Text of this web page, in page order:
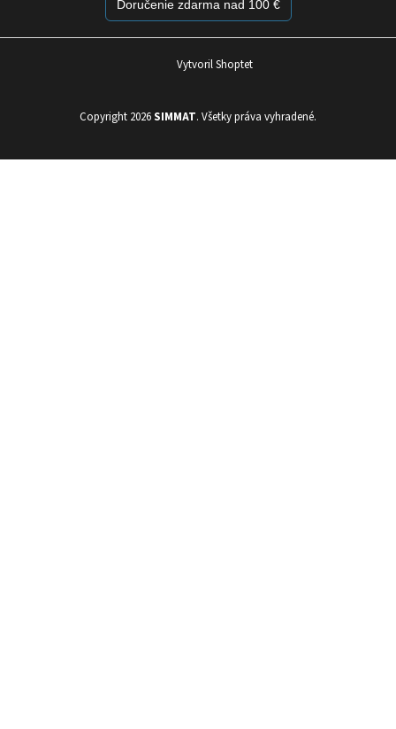
Doručenie zdarma nad 100 €
Vytvoril Shoptet
Copyright 2026SIMMAT. Všetky práva vyhradené.